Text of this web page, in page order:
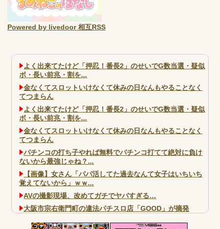
Powered by livedoor 相互RSS
よく出来てたけど「押忍！番長2」のせいでG数当選・疑似
ボ・長い前兆・割を...
金なくてスロットいけなくて休みの日なんもやることなく
てつまらん
よく出来てたけど「押忍！番長2」のせいでG数当選・疑似
ボ・長い前兆・割を...
金なくてスロットいけなくて休みの日なんもやることなく
てつまらん
パチンコの打ち子やれば無料でパチンコ打てて絶対に負け
ないから最強じゃね？...
【画像】女さん「パパ活してた過去なんて女子はいちいち
覚えてないから」ｗｗ...
AVの撮影現場、改めてガチでヤバすぎる…
大阪市宗右衛門町の違法パチスロ店「GOOD」が摘発
パチンコで人気のないキャラを青色担当にするのやめろや